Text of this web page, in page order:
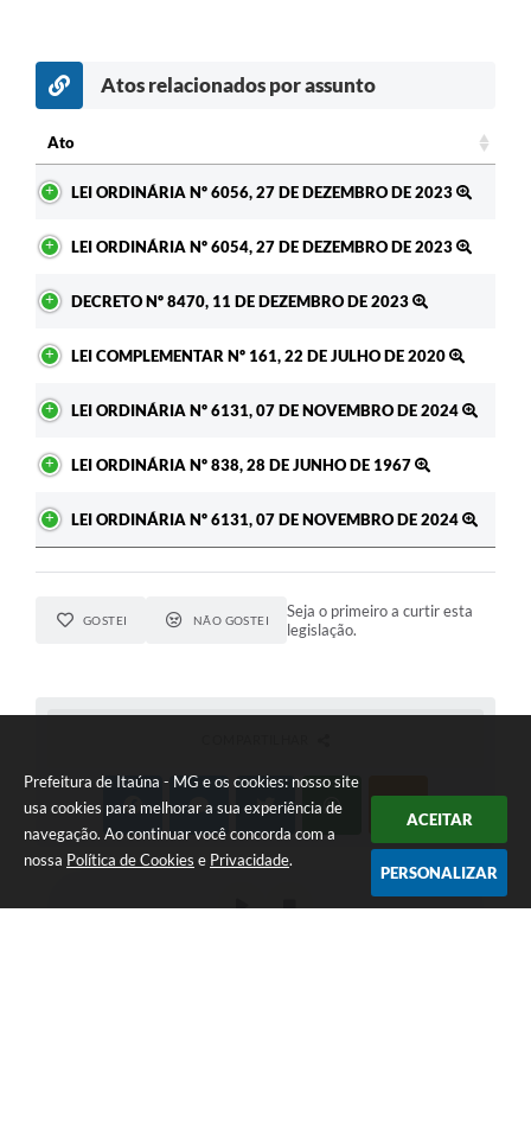
Prefeitura de Itaúna - MG e os cookies: nosso site
usa cookies para melhorar a sua experiência de
navegação. Ao continuar você concorda com a
nossa Política de Cookies e Privacidade.
ACEITAR
PERSONALIZAR
Atos relacionados por assunto
Ato
LEI ORDINÁRIA Nº 6056, 27 DE DEZEMBRO DE 2023
LEI ORDINÁRIA Nº 6054, 27 DE DEZEMBRO DE 2023
DECRETO Nº 8470, 11 DE DEZEMBRO DE 2023
LEI COMPLEMENTAR Nº 161, 22 DE JULHO DE 2020
LEI ORDINÁRIA Nº 6131, 07 DE NOVEMBRO DE 2024
LEI ORDINÁRIA Nº 838, 28 DE JUNHO DE 1967
LEI ORDINÁRIA Nº 6131, 07 DE NOVEMBRO DE 2024
GOSTEI NÃO GOSTEI
Seja o primeiro a curtir esta
legislação.